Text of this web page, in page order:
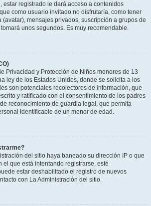
estar registrado le dará acceso a contenidos
como usuario invitado no disfrutaría, como tener
mensajes privados, suscripción a grupos de
unos segundos. Es muy recomendable.
Privacidad y Protección de Niños menores de 13
ley de los Estados Unidos, donde se solicita a los
son potenciales recolectores de información, que
y ratificado con el consentimiento de los padres
reconocimiento de guardia legal, que permita
identificable de un menor de edad.
del sitio haya baneado su dirección IP o que
el que está intentando registrarse, esté
estar deshabilitado el registro de nuevos
con La Administración del sitio.